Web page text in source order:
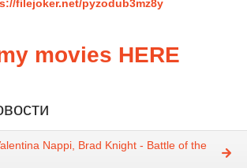
filejoker.net/pyzodub3mz8y
movies HERE
Nappi, Brad Knight - Battle of the